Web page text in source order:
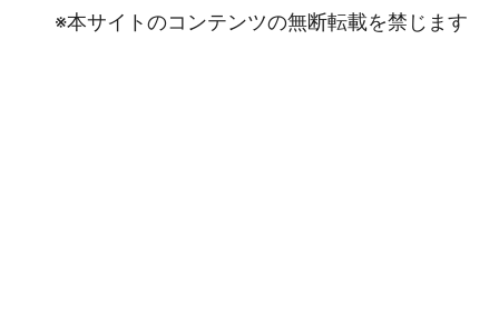
※本サイトのコンテンツの無断転載を禁じます